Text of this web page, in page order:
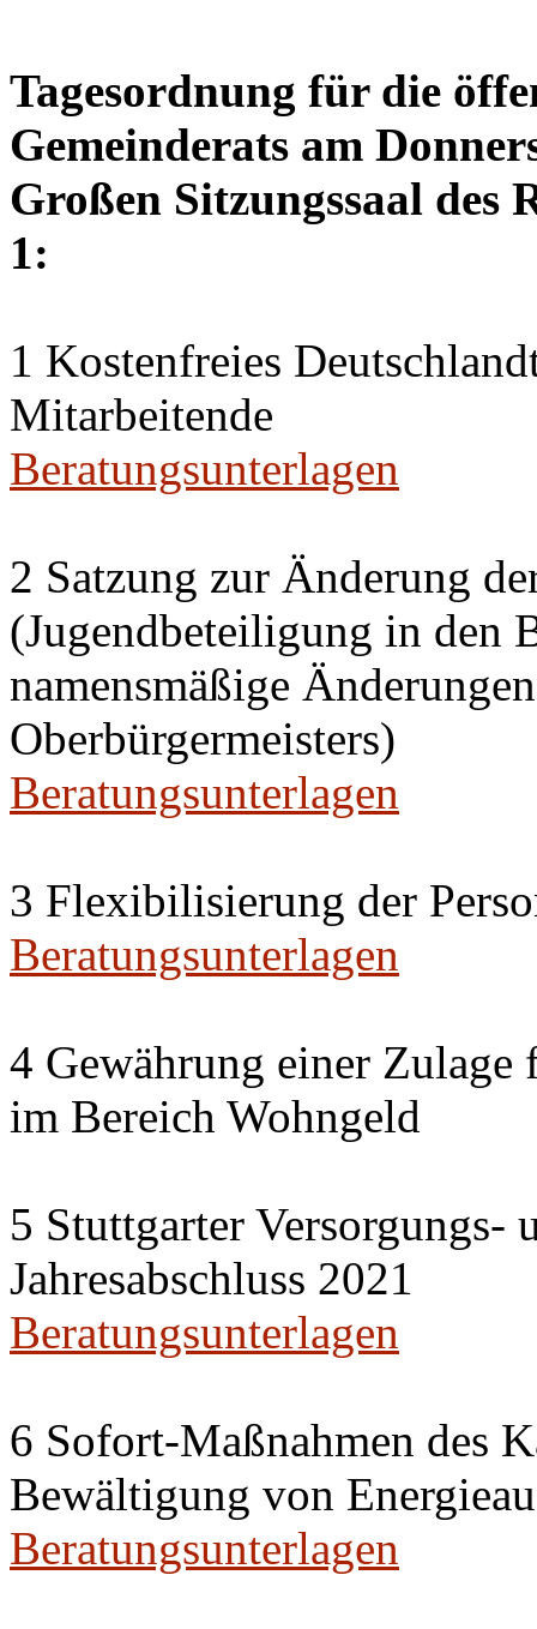
Tagesordnung für die
Gemeinderats am
Großen Sitzungssaal des
1:
1 Kostenfreies
Mitarbeitende
Beratungsunterlagen
2 Satzung zur Änderung
(Jugendbeteiligung in den
namensmäßige
Oberbürgermeisters)
Beratungsunterlagen
3 Flexibilisierung der
Beratungsunterlagen
4 Gewährung einer
im Bereich Wohngeld
5 Stuttgarter Versorgungs-
Jahresabschluss 2021
Beratungsunterlagen
6 Sofort-Maßnahmen des
Bewältigung von
Beratungsunterlagen